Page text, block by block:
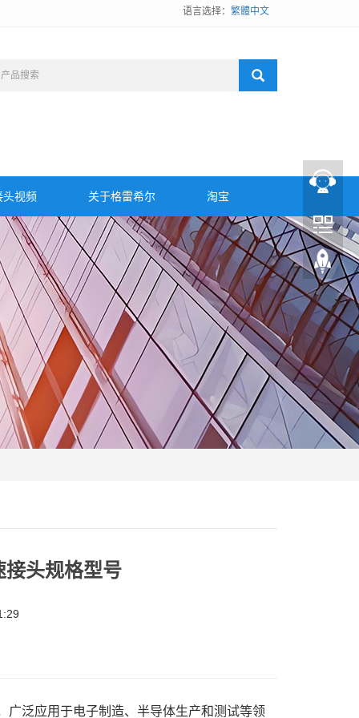
语言选择： 繁體中文
头视频 关于格雷希尔 淘宝
头规格型号
泛应用于电子制造、半导体生产和测试等领